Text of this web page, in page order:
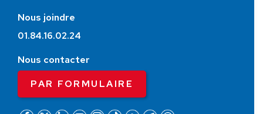
Nous joindre
01.84.16.02.24
Nous contacter
PAR FORMULAIRE